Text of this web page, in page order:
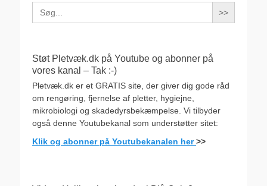
Search
for:
Støt Pletvæk.dk på Youtube og abonner på
vores kanal – Tak :-)
Pletvæk.dk er et GRATIS site, der giver dig gode råd
om rengøring, fjernelse af pletter, hygiejne,
mikrobiologi og skadedyrsbekæmpelse. Vi tilbyder
også denne Youtubekanal som understøtter sitet:
Klik og abonner på Youtubekanalen her>>